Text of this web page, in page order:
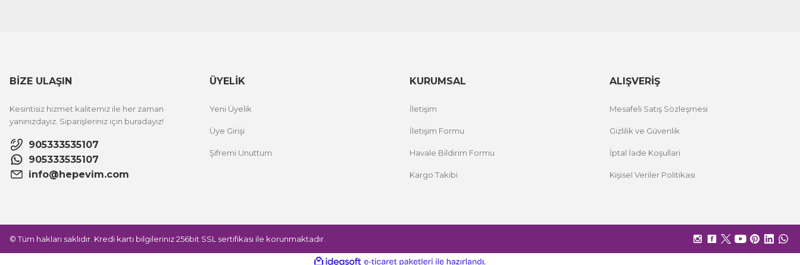
BİZE ULAŞIN
Kesintisiz hizmet kalitemiz ile her zaman
yanınızdayız. Siparişleriniz için buradayız!
905333535107
905333535107
info@hepevim.com
ÜYELİK
Yeni Üyelik
Üye Girişi
Şifremi Unuttum
KURUMSAL
İletişim
İletişim Formu
Havale Bildirim Formu
Kargo Takibi
ALIŞVERİŞ
Mesafeli Satış Sözleşmesi
Gizlilik ve Güvenlik
İptal İade Koşullari
Kişisel Veriler Politikası
© Tüm hakları saklıdır. Kredi kartı bilgileriniz 256bit SSL sertifikası ile korunmaktadır.
ideasoft e-